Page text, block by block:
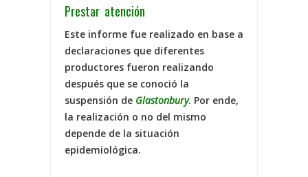
Prestar atención
Este informe fue realizado en base a
declaraciones que diferentes
productores fueron realizando
después que se conoció la
suspensión de Glastonbury. Por ende,
la realización o no del mismo
depende de la situación
epidemiológica.